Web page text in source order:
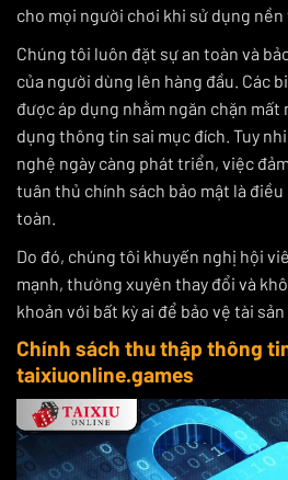
cho mọi người chơi khi sử dụng nền
Chúng tôi luôn đặt sự an toàn và
của người dùng lên hàng đầu. Các
được áp dụng nhằm ngăn chặn mất
dụng thông tin sai mục đích. Tuy
nghệ ngày càng phát triển, việc
tuân thủ chính sách bảo mật là
toàn.
Do đó, chúng tôi khuyến nghị hội
mạnh, thường xuyên thay đổi và
khoản với bất kỳ ai để bảo vệ tài
Chính sách thu thập thông
taixiuonline.games